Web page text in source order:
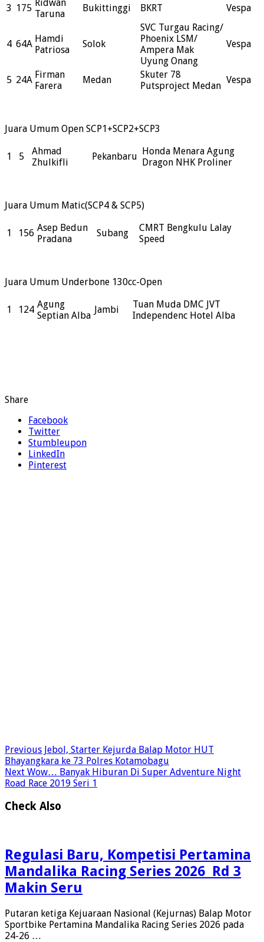
3 175 Ridwan
Taruna
Bukittinggi BKRT Vespa
4 64A Hamdi
Patriosa
Solok
SVC Turgau Racing/
Phoenix LSM/
Ampera Mak
Uyung Onang
Vespa
5 24A Firman
Farera
Medan
Skuter 78
Putsproject Medan
Vespa
Juara Umum Open SCP1+SCP2+SCP3
1 5
Ahmad
Zhulkifli
Pekanbaru
Honda Menara Agung
Dragon NHK Proliner
Juara Umum Matic(SCP4 & SCP5)
1 156 Asep Bedun
Pradana
Subang
CMRT Bengkulu Lalay
Speed
Juara Umum Underbone 130cc-Open
1 124 Agung
Septian Alba
Jambi
Tuan Muda DMC JVT
Independenc Hotel Alba
Share
Facebook
Twitter
Stumbleupon
LinkedIn
Pinterest
Previous Jebol, Starter Kejurda Balap Motor HUT
Bhayangkara ke 73 Polres Kotamobagu
Next Wow… Banyak Hiburan Di Super Adventure Night
Road Race 2019 Seri 1
Check Also
Regulasi Baru, Kompetisi Pertamina
Mandalika Racing Series 2026 Rd 3
Makin Seru
Putaran ketiga Kejuaraan Nasional (Kejurnas) Balap Motor
Sportbike Pertamina Mandalika Racing Series 2026 pada
24-26 …